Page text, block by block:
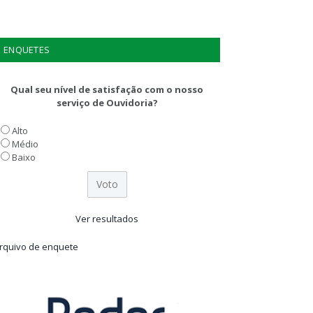
ENQUETES
Qual seu nível de satisfação com o nosso
serviço de Ouvidoria?
Alto
Médio
Baixo
Ver resultados
de enquete